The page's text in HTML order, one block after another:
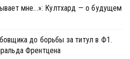
мне...»: Култхард — о будущем
до борьбы за титул в Ф1.
Френтцена